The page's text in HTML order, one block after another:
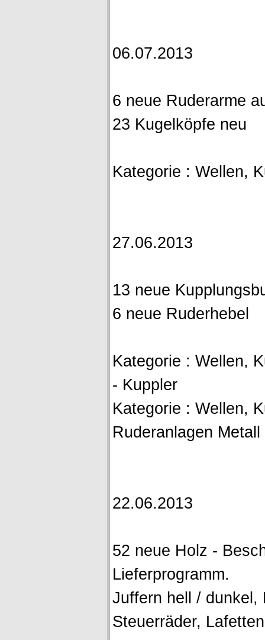
06.07.2013
6 neue Ruderarme
23 Kugelköpfe neu
Kategorie : Wellen,
27.06.2013
13 neue
6 neue Ruderhebel
Kategorie : Wellen,
- Kuppler
Kategorie : Wellen,
Ruderanlagen Metall
22.06.2013
52 neue Holz -
Lieferprogramm.
Juffern hell / dunkel,
Steuerräder,